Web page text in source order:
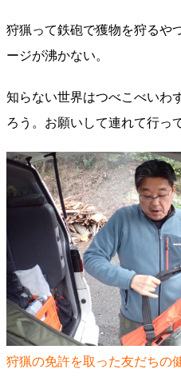
狩猟って鉄砲で獲物を狩るや
ージが沸かない。
知らない世界はつべこべいわ
ろう。お願いして連れて行っ
狩猟の免許を取った友だちの